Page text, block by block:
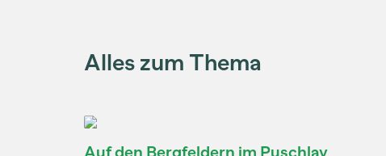
Alles zum Thema
Auf den Bergfeldern im Puschlav